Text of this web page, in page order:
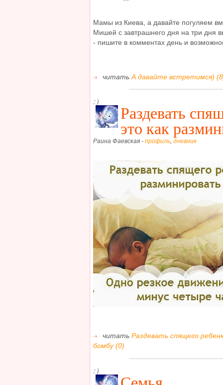
Мамы из Киева, а давайте погуляем
Мишей с завтрашнего дня на три дня
- пишите в комментах день и
читать А давайте встретимся)
:)
Раздевать
это как
Раина Фаевская - профиль, дневник
читать Раздевать спящего
бомбу (0)
:)